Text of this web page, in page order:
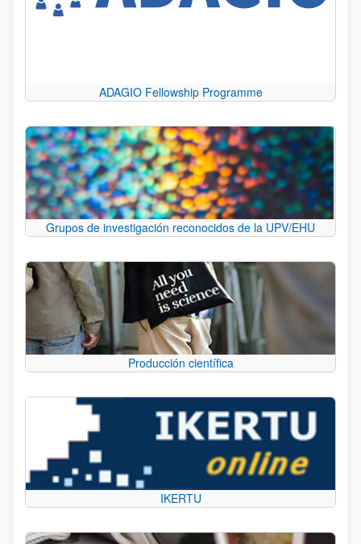
ADAGIO Fellowship Programme
Grupos de investigación reconocidos de la UPV/EHU
Producción científica
IKERTU